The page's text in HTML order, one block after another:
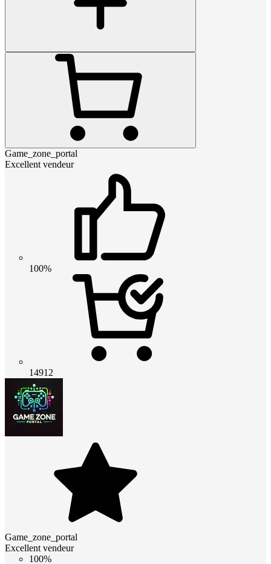
Game_zone_portal
Excellent vendeur
100%
14912
Game_zone_portal
Excellent vendeur
100%